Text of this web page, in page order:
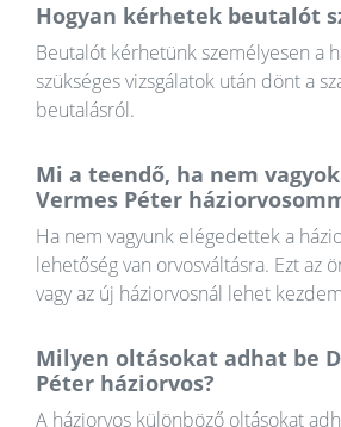
Hogyan kérhetek beutalót
Beutalót kérhetünk személyesen a
szükséges vizsgálatok után dönt a
beutalásról.
Mi a teendő, ha nem
Vermes Péter
Ha nem vagyunk elégedettek a
lehetőség van orvosváltásra. Ezt az
vagy az új háziorvosnál lehet
Milyen oltásokat adhat be
Péter háziorvos?
A háziorvos különböző oltásokat